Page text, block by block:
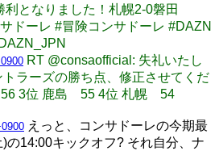
利となりました！札幌2-0磐田
ドーレ #冒険コンサドーレ #DAZN
RT @consaofficial: 失礼いたし
トラーズの勝ち点、修正させてくだ
3位 鹿島 55 4位 札幌 54
えっと、コンサドーレの今期最
14:00キックオフ? それ自分、ナ